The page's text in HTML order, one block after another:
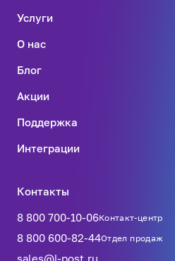
Услуги
О нас
Блог
Акции
Поддержка
Интеграции
Контакты
8 800 700-10-06Контакт-центр
8 800 600-82-44Отдел продаж
sales@l-post.ru